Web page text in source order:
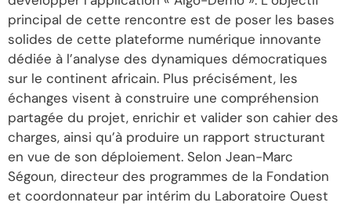
principal de cette rencontre est de poser les bases
solides de cette plateforme numérique innovante
dédiée à l’analyse des dynamiques démocratiques
sur le continent africain. Plus précisément, les
échanges visent à construire une compréhension
partagée du projet, enrichir et valider son cahier des
charges, ainsi qu’à produire un rapport structurant
en vue de son déploiement. Selon Jean-Marc
Ségoun, directeur des programmes de la Fondation
et coordonnateur par intérim du Laboratoire Ouest